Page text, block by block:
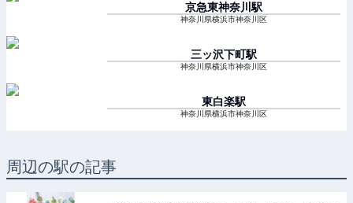
京急東神奈川 駅
神奈川県横浜市神奈川区
三ッ沢下町駅
神奈川県横浜市神奈川区
東白楽駅
神奈川県横浜市神奈川区
周辺の駅の記事